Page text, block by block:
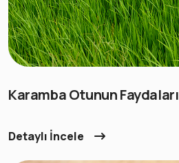
Karamba Otunun Faydaları
Detaylı İncele